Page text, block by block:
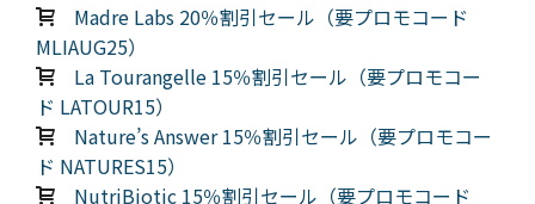
Madre Labs 20％割引セール（要プロモコード
MLIAUG25）
La Tourangelle 15％割引セール（要プロモコー
ド LATOUR15）
Nature’s Answer 15％割引セール（要プロモコー
ド NATURES15）
NutriBiotic 15％割引セール（要プロモコード